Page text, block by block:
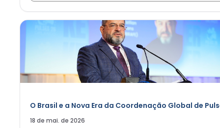
O Brasil e a Nova Era da Coordenação Global de
18 de mai. de 2026